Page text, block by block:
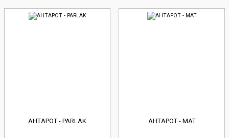
AHTAPOT - PARLAK AHTAPOT - MAT